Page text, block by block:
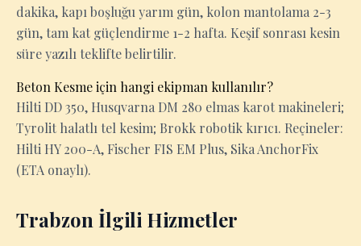
dakika, kapı boşluğu yarım gün, kolon mantolama 2-3
gün, tam kat güçlendirme 1-2 hafta. Keşif sonrası kesin
süre yazılı teklifte belirtilir.
Beton Kesme için hangi ekipman kullanılır?
Hilti DD 350, Husqvarna DM 280 elmas karot makineleri;
Tyrolit halatlı tel kesim; Brokk robotik kırıcı. Reçineler:
Hilti HY 200-A, Fischer FIS EM Plus, Sika AnchorFix
(ETA onaylı).
Trabzon İlgili Hizmetler